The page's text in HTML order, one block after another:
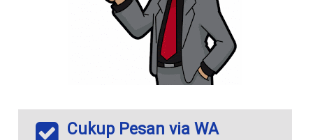
Cukup Pesan via WA